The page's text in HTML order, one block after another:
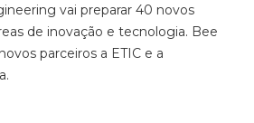
vai preparar 40 novos
de inovação e tecnologia. Bee
parceiros a ETIC e a